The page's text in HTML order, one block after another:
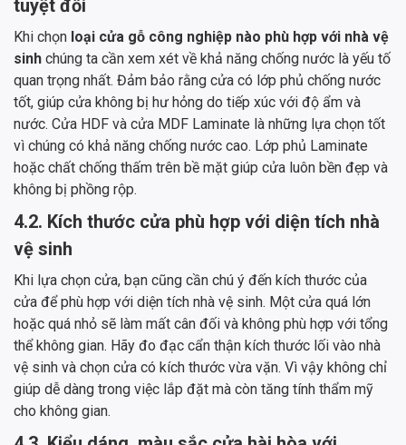
tuyệt đối
Khi chọn loại cửa gỗ công nghiệp nào phù hợp với nhà vệ
sinh chúng ta cần xem xét về khả năng chống nước là yếu tố
quan trọng nhất. Đảm bảo rằng cửa có lớp phủ chống nước
tốt, giúp cửa không bị hư hỏng do tiếp xúc với độ ẩm và
nước. Cửa HDF và cửa MDF Laminate là những lựa chọn tốt
vì chúng có khả năng chống nước cao. Lớp phủ Laminate
hoặc chất chống thấm trên bề mặt giúp cửa luôn bền đẹp và
không bị phồng rộp.
4.2. Kích thước cửa phù hợp với diện tích nhà
vệ sinh
Khi lựa chọn cửa, bạn cũng cần chú ý đến kích thước của
cửa để phù hợp với diện tích nhà vệ sinh. Một cửa quá lớn
hoặc quá nhỏ sẽ làm mất cân đối và không phù hợp với tổng
thể không gian. Hãy đo đạc cẩn thận kích thước lối vào nhà
vệ sinh và chọn cửa có kích thước vừa vặn. Vì vậy không chỉ
giúp dễ dàng trong việc lắp đặt mà còn tăng tính thẩm mỹ
cho không gian.